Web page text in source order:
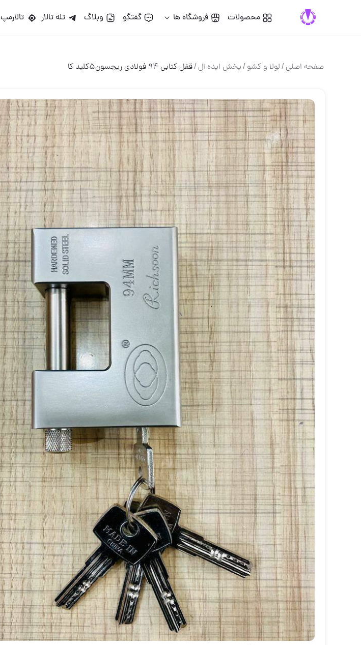
محصولات فروشگاه ها گفتگو وبلاگ تله تالار تالارمپ
صفحه اصلی/لولا و كشو /پخش ایده ال /قفل كتابي ٩٤ فولادي ريچسون٥كليد كا